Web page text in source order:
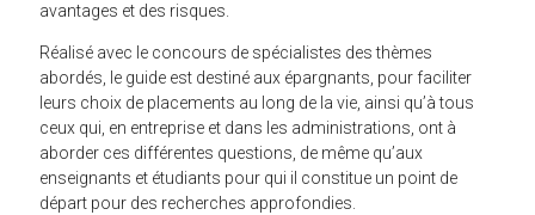
avantages et des risques.
Réalisé avec le concours de spécialistes des thèmes
abordés, le guide est destiné aux épargnants, pour faciliter
leurs choix de placements au long de la vie, ainsi qu’à tous
ceux qui, en entreprise et dans les administrations, ont à
aborder ces différentes questions, de même qu’aux
enseignants et étudiants pour qui il constitue un point de
départ pour des recherches approfondies.